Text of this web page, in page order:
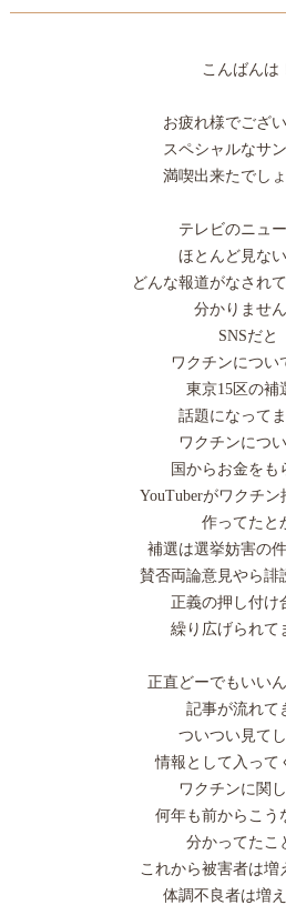
こんばんは
お疲れ様でござい
スペシャルなサ
満喫出来たでし
テレビのニュ
ほとんど見な
どんな報道がなされ
分かりませ
SNSだと
ワクチンについ
東京15区の補
話題になってま
ワクチンにつ
国からお金をも
YouTuberがワクチン
作ってたと
補選は選挙妨害の
賛否両論意見やら誹
正義の押し付け
繰り広げられて
正直どーでもいい
記事が流れて
ついつい見て
情報として入って
ワクチンに関
何年も前からこう
分かってたこ
これから被害者は増
体調不良者は増